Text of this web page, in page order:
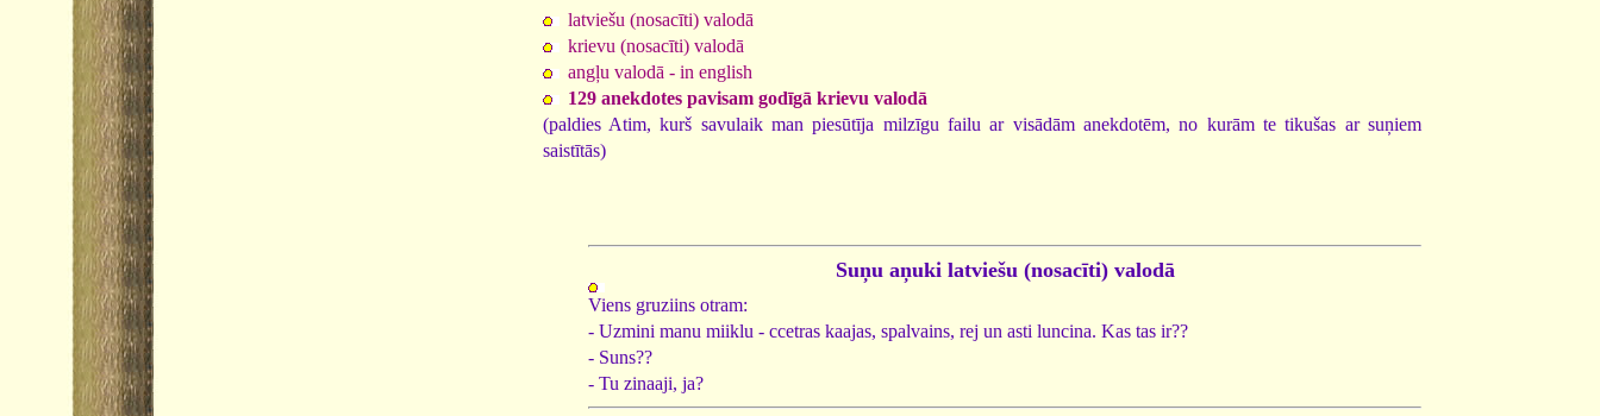
latviešu (nosacīti) valodā
krievu (nosacīti) valodā
angļu valodā - in english
129 anekdotes pavisam godīgā krievu valodā
(paldies Atim, kurš savulaik man piesūtīja milzīgu failu ar visādām anekdotēm, no kurām te tikušas ar suņiem
saistītās)
Suņu aņuki latviešu (nosacīti) valodā
Viens gruziins otram:
- Uzmini manu miiklu - ccetras kaajas, spalvains, rej un asti luncina. Kas tas ir??
- Suns??
- Tu zinaaji, ja?